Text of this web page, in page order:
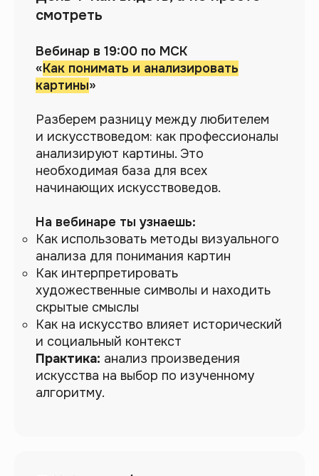
смотреть
Вебинар в 19:00 по МСК
«Как понимать и анализировать
картины»
Разберем разницу между любителем
и искусствоведом: как профессионалы
анализируют картины. Это
необходимая база для всех
начинающих искусствоведов.
На вебинаре ты узнаешь:
Как использовать методы визуального
анализа для понимания картин
Как интерпретировать
художественные символы и находить
скрытые смыслы
Как на искусство влияет исторический
и социальный контекст
Практика: анализ произведения
искусства на выбор по изученному
алгоритму.
Почему стоит участвовать?
Интенсив всего 3 дня— это
возможность попробовать себя
в новой сфере
без обязательств.
Практический подход
применяем новые знания.
Только самое важное—
освоим базовые навыки,
полезные всем любителям
искусства.
Живое общение